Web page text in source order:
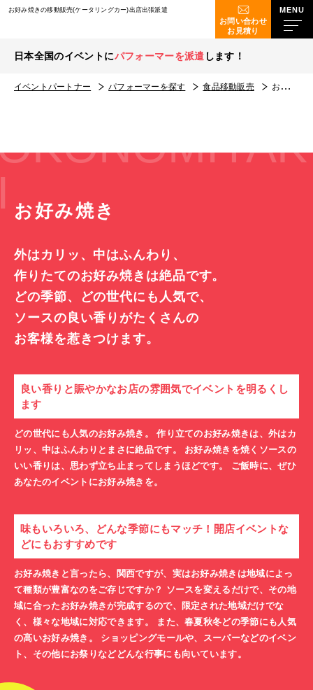
お好み焼きの移動販売(ケータリングカー)出店出張派遣
お問い合わせ
お見積り
日本全国のイベントにパフォーマーを派遣 します！
イベントパートナー パフォーマーを探す 食品移動販売 お好み焼き
お好み焼き
外はカリッ、中はふんわり、
作りたてのお好み焼きは絶品です。
どの季節、どの世代にも人気で、
ソースの良い香りがたくさんの
お客様を惹きつけます。
良い香りと賑やかなお店の雰囲気でイベントを明るくし
ます
どの世代にも人気のお好み焼き。 作り立てのお好み焼きは、外はカ
リッ、中はふんわりとまさに絶品です。 お好み焼きを焼くソースの
いい香りは、思わず立ち止まってしまうほどです。 ご飯時に、ぜひ
あなたのイベントにお好み焼きを。
味もいろいろ、どんな季節にもマッチ！開店イベントな
どにもおすすめです
お好み焼きと言ったら、関西ですが、実はお好み焼きは地域によっ
て種類が豊富なのをご存じですか？ ソースを変えるだけで、その地
域に合ったお好み焼きが完成するので、限定された地域だけでな
く、様々な地域に対応できます。 また、春夏秋冬どの季節にも人気
の高いお好み焼き。 ショッピングモールや、スーパーなどのイベン
ト、その他にお祭りなどどんな行事にも向いています。